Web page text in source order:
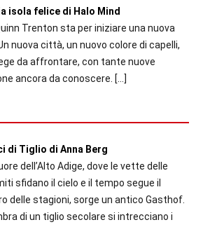
isola felice di Halo Mind
Trenton sta per iniziare una nuova
nuova città, un nuovo colore di capelli,
da affrontare, con tante nuove
ancora da conoscere. […]
di Tiglio di Anna Berg
dell’Alto Adige, dove le vette delle
sfidano il cielo e il tempo segue il
delle stagioni, sorge un antico Gasthof.
di un tiglio secolare si intrecciano i